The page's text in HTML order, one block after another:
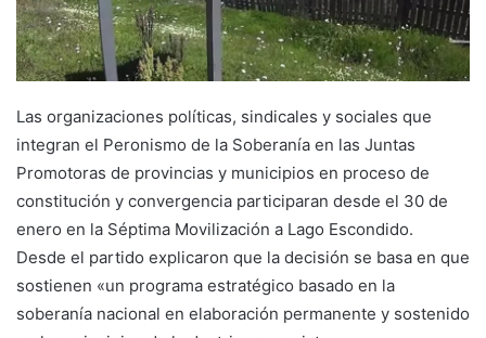
Las organizaciones políticas, sindicales y sociales que
integran el Peronismo de la Soberanía en las Juntas
Promotoras de provincias y municipios en proceso de
constitución y convergencia participaran desde el 30 de
enero en la Séptima Movilización a Lago Escondido.
Desde el partido explicaron que la decisión se basa en que
sostienen «un programa estratégico basado en la
soberanía nacional en elaboración permanente y sostenido